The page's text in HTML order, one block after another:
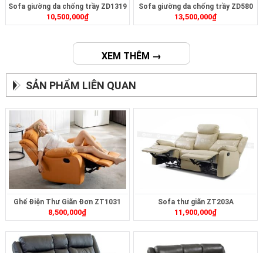
Sofa giường da chống trầy ZD1319
10,500,000₫
Sofa giường da chống trầy ZD580
13,500,000₫
XEM THÊM →
SẢN PHẨM LIÊN QUAN
Ghế Điện Thư Giãn Đơn ZT1031
8,500,000₫
Sofa thư giãn ZT203A
11,900,000₫